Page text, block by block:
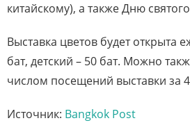
китайскому), а также Дню
Выставка цветов будет открыта
бат, детский – 50 бат. Можно
числом посещений выставки за
Источник: Bangkok Post